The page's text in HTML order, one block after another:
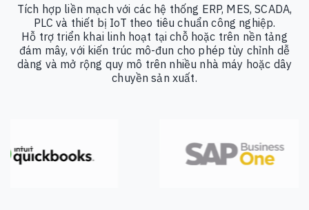
Tích hợp liền mạch với các hệ thống ERP, MES, SCADA,
PLC và thiết bị IoT theo tiêu chuẩn công nghiệp.
Hỗ trợ triển khai linh hoạt tại chỗ hoặc trên nền tảng
đám mây, với kiến trúc mô-đun cho phép tùy chỉnh dễ
dàng và mở rộng quy mô trên nhiều nhà máy hoặc dây
chuyền sản xuất.